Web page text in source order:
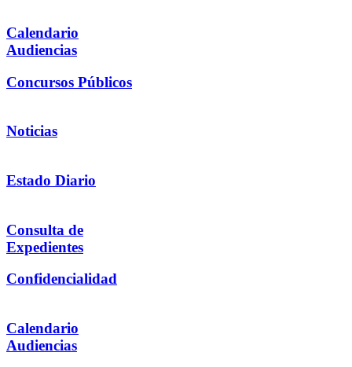
Calendario
Audiencias
Concursos Públicos
Noticias
Estado Diario
Consulta de
Expedientes
Confidencialidad
Calendario
Audiencias